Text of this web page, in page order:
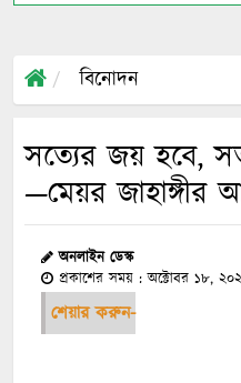
বিনোদন
সত্যের জয় হবে,
—মেয়র জাহাঙ্গীর
অনলাইন ডেস্ক
প্রকাশের সময় : অক্টোবর ১৮,
শেয়ার করুন-